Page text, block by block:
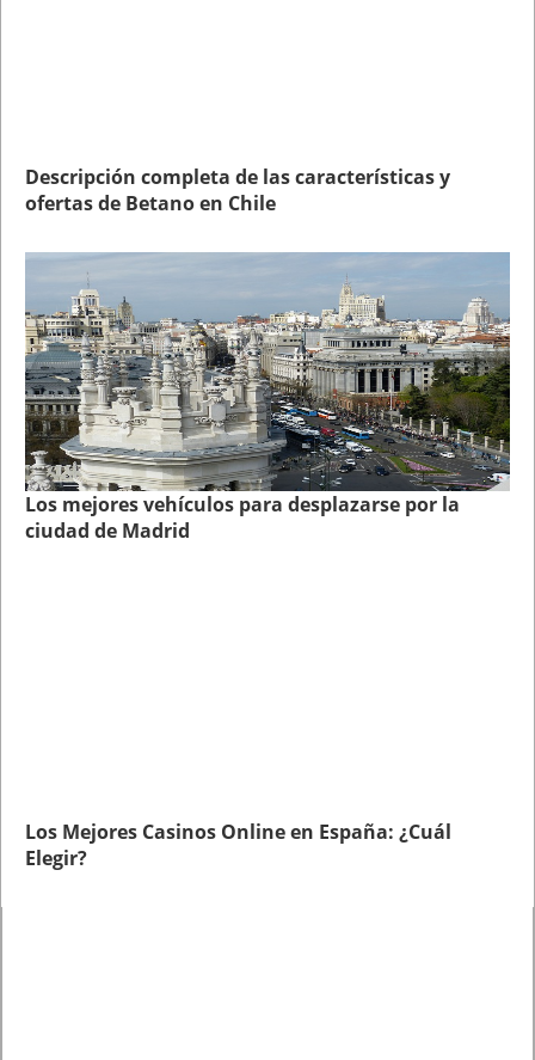
Descripción completa de las características y
ofertas de Betano en Chile
Los mejores vehículos para desplazarse por la
ciudad de Madrid
Los Mejores Casinos Online en España: ¿Cuál
Elegir?